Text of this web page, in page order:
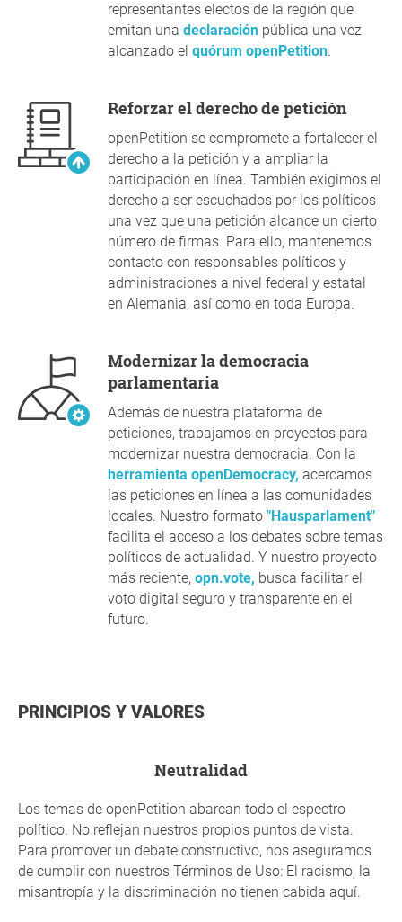
representantes electos de la región que
emitan una declaración pública una vez
alcanzado el quórum openPetition.
Reforzar el derecho de petición
openPetition se compromete a fortalecer el
derecho a la petición y a ampliar la
participación en línea. También exigimos el
derecho a ser escuchados por los políticos
una vez que una petición alcance un cierto
número de firmas. Para ello, mantenemos
contacto con responsables políticos y
administraciones a nivel federal y estatal
en Alemania, así como en toda Europa.
Modernizar la democracia
parlamentaria
Además de nuestra plataforma de
peticiones, trabajamos en proyectos para
modernizar nuestra democracia. Con la
herramienta openDemocracy, acercamos
las peticiones en línea a las comunidades
locales. Nuestro formato "Hausparlament"
facilita el acceso a los debates sobre temas
políticos de actualidad. Y nuestro proyecto
más reciente, opn.vote, busca facilitar el
voto digital seguro y transparente en el
futuro.
PRINCIPIOS Y VALORES
neutralidad
Los temas de openPetition abarcan todo el espectro
político. No reflejan nuestros propios puntos de vista.
Para promover un debate constructivo, nos aseguramos
de cumplir con nuestros Términos de Uso: El racismo, la
misantropía y la discriminación no tienen cabida aquí.